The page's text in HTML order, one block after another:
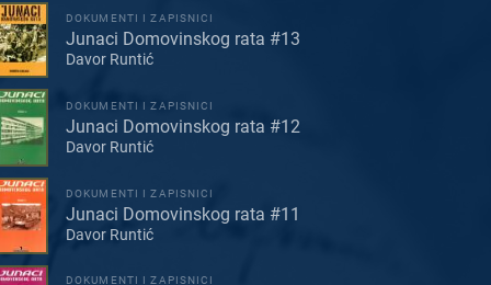
DOKUMENTI I ZAPISNICI
Junaci Domovinskog rata #13
Davor Runtić
DOKUMENTI I ZAPISNICI
Junaci Domovinskog rata #12
Davor Runtić
DOKUMENTI I ZAPISNICI
Junaci Domovinskog rata #11
Davor Runtić
DOKUMENTI I ZAPISNICI